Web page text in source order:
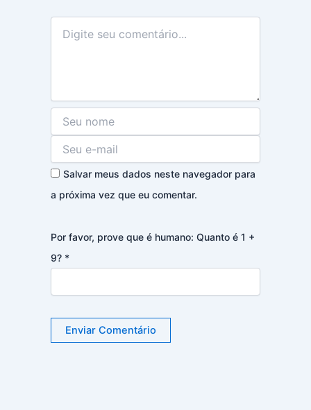
Salvar meus dados neste navegador para
a próxima vez que eu comentar.
Por favor, prove que é humano: Quanto é 1 +
9? *